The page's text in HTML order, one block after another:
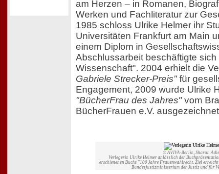
am Herzen – in Romanen,
Werken und Fachliteratur zur
1985 schloss Ulrike Helmer ihr
Universitäten Frankfurt am Main
einem Diplom in
Abschlussarbeit beschäftigte
Wissenschaft". 2004 erhielt die
Gabriele Strecker-Preis"für
Engagement, 2009 wurde Ulrike
"BücherFrau des Jahres"vom
BücherFrauen e.V.
© AVIVA-Berlin, Sharon
Verlegerin Ulrike Helmer anlässlich der
erschienenen Buchs "100 Jahre Frauenwahlrecht. Ziel
Bundesjustizministerium der Justiz und für